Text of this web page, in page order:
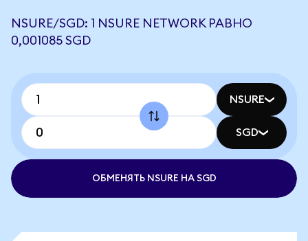
NSURE/SGD: 1 NSURE NETWORK РАВНО
0,001085 SGD
NSURE
SGD
ОБМЕНЯТЬ NSURE НА SGD